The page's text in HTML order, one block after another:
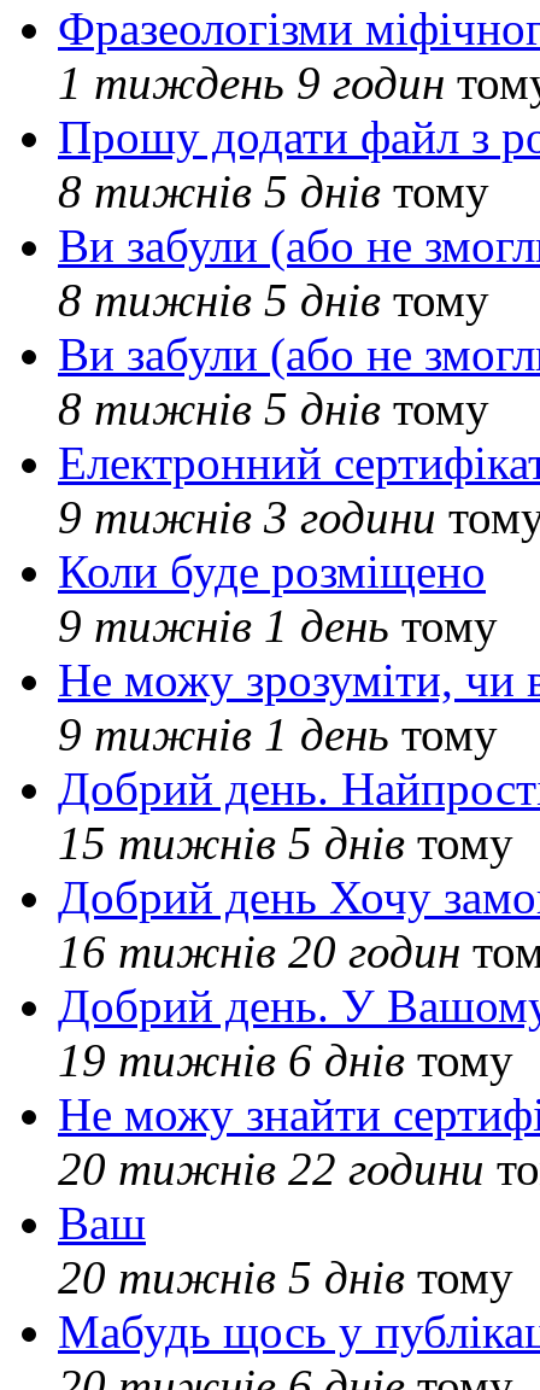
Фразеологізми
1 тиждень 9 годин
Прошу додати файл з
8 тижнів 5 днів тому
Ви забули (або не
8 тижнів 5 днів тому
Ви забули (або не
8 тижнів 5 днів тому
Електронний
9 тижнів 3 години
Коли буде розміщено
9 тижнів 1 день тому
Не можу зрозуміти, чи
9 тижнів 1 день тому
Добрий день.
15 тижнів 5 днів тому
Добрий день Хочу
16 тижнів 20 годин
Добрий день. У Вашому
19 тижнів 6 днів тому
Не можу знайти
20 тижнів 22 години
Ваш
20 тижнів 5 днів тому
Мабудь щось у